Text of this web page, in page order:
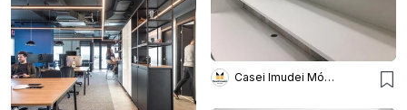
Casei Imudei Móveis Planejados